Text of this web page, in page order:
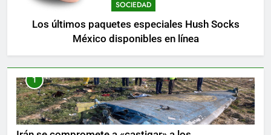
SOCIEDAD
Los últimos paquetes especiales Hush Socks
México disponibles en línea
1